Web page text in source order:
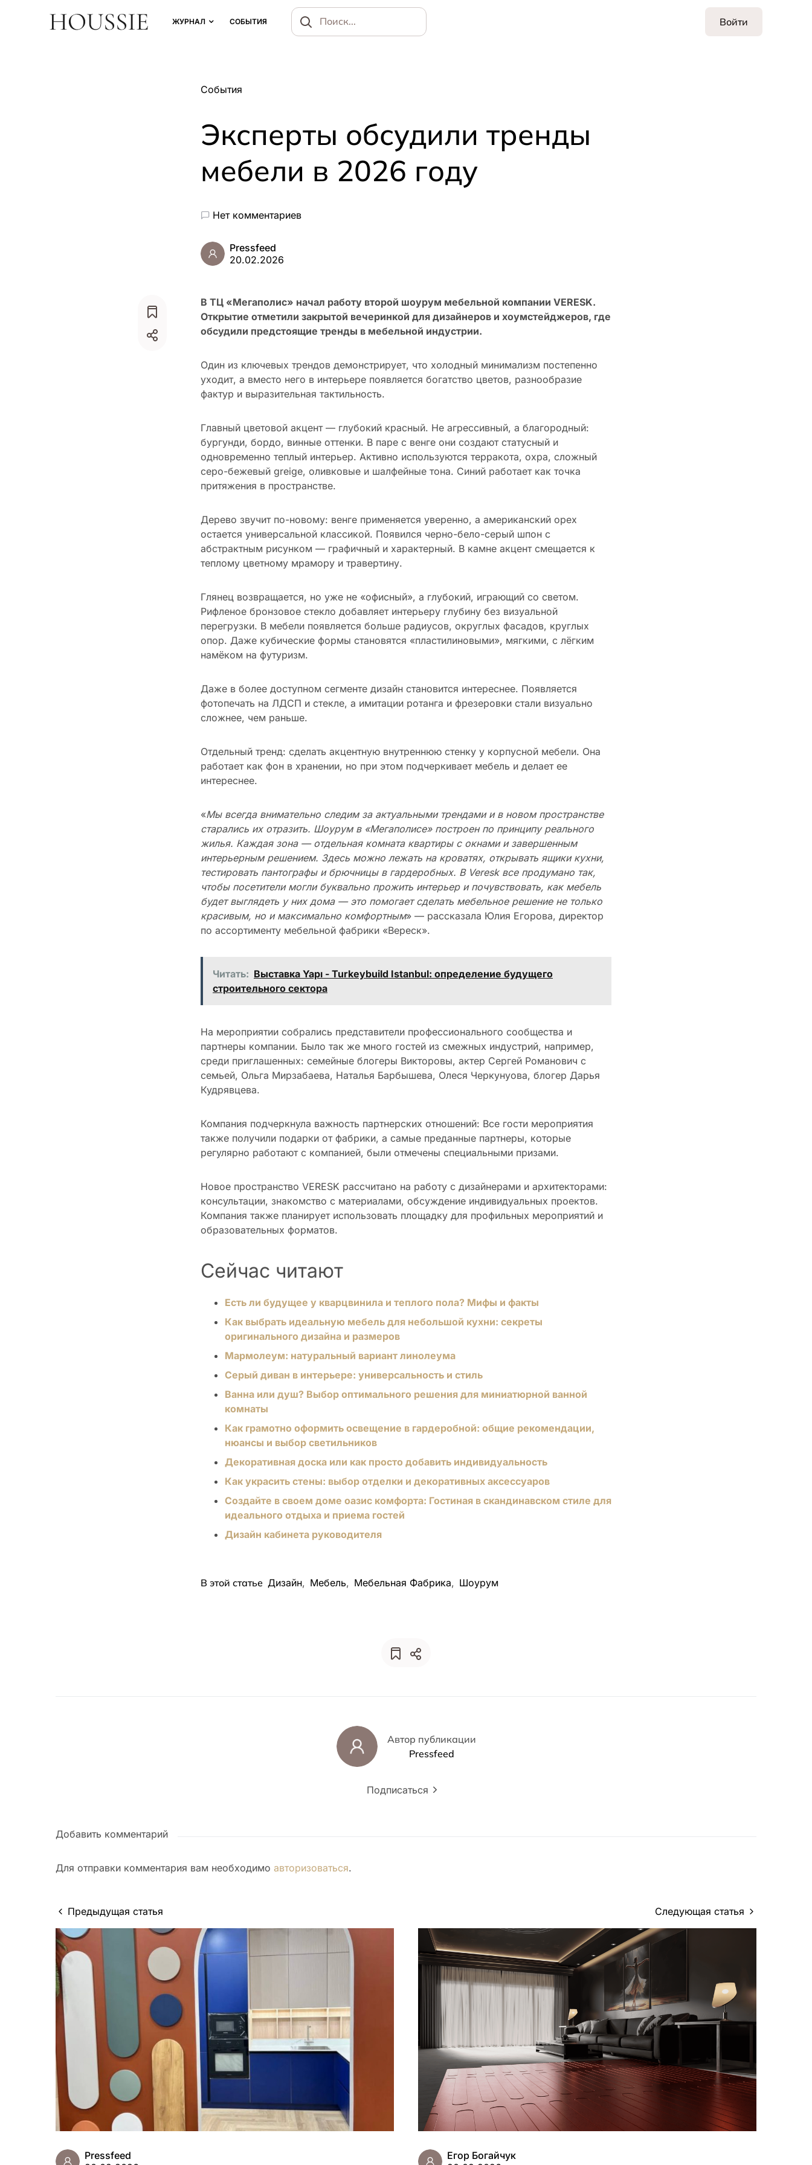
ЖУРНАЛ СОБЫТИЯ
Найти
Войти
События
Эксперты обсудили тренды
мебели в 2026 году
Нет комментариев
Pressfeed
20.02.2026
В ТЦ «Мегаполис» начал работу второй шоурум мебельной компании VERESK.
Открытие отметили закрытой вечеринкой для дизайнеров и хоумстейджеров, где
обсудили предстоящие тренды в мебельной индустрии.
Один из ключевых трендов демонстрирует, что холодный минимализм постепенно
уходит, а вместо него в интерьере появляется богатство цветов, разнообразие
фактур и выразительная тактильность.
Главный цветовой акцент — глубокий красный. Не агрессивный, а благородный:
бургунди, бордо, винные оттенки. В паре с венге они создают статусный и
одновременно теплый интерьер. Активно используются терракота, охра, сложный
серо-бежевый greige, оливковые и шалфейные тона. Синий работает как точка
притяжения в пространстве.
Дерево звучит по-новому: венге применяется уверенно, а американский орех
остается универсальной классикой. Появился черно-бело-серый шпон с
абстрактным рисунком — графичный и характерный. В камне акцент смещается к
теплому цветному мрамору и травертину.
Глянец возвращается, но уже не «офисный», а глубокий, играющий со светом.
Рифленое бронзовое стекло добавляет интерьеру глубину без визуальной
перегрузки. В мебели появляется больше радиусов, округлых фасадов, круглых
опор. Даже кубические формы становятся «пластилиновыми», мягкими, с лёгким
намёком на футуризм.
Даже в более доступном сегменте дизайн становится интереснее. Появляется
фотопечать на ЛДСП и стекле, а имитации ротанга и фрезеровки стали визуально
сложнее, чем раньше.
Отдельный тренд: сделать акцентную внутреннюю стенку у корпусной мебели. Она
работает как фон в хранении, но при этом подчеркивает мебель и делает ее
интереснее.
«Мы всегда внимательно следим за актуальными трендами и в новом пространстве
старались их отразить. Шоурум в «Мегаполисе» построен по принципу реального
жилья. Каждая зона — отдельная комната квартиры с окнами и завершенным
интерьерным решением. Здесь можно лежать на кроватях, открывать ящики кухни,
тестировать пантографы и брючницы в гардеробных. В Veresk все продумано так,
чтобы посетители могли буквально прожить интерьер и почувствовать, как мебель
будет выглядеть у них дома — это помогает сделать мебельное решение не только
красивым, но и максимально комфортным» — рассказала Юлия Егорова, директор
по ассортименту мебельной фабрики «Вереск».
Читать: Выставка Yapı - Turkeybuild Istanbul: определение будущего
строительного сектора
На мероприятии собрались представители профессионального сообщества и
партнеры компании. Было так же много гостей из смежных индустрий, например,
среди приглашенных: семейные блогеры Викторовы, актер Сергей Романович с
семьей, Ольга Мирзабаева, Наталья Барбышева, Олеся Черкунуова, блогер Дарья
Кудрявцева.
Компания подчеркнула важность партнерских отношений: Все гости мероприятия
также получили подарки от фабрики, а самые преданные партнеры, которые
регулярно работают с компанией, были отмечены специальными призами.
Новое пространство VERESK рассчитано на работу с дизайнерами и архитекторами:
консультации, знакомство с материалами, обсуждение индивидуальных проектов.
Компания также планирует использовать площадку для профильных мероприятий и
образовательных форматов.
Сейчас читают
Есть ли будущее у кварцвинила и теплого пола? Мифы и факты
Как выбрать идеальную мебель для небольшой кухни: секреты
оригинального дизайна и размеров
Мармолеум: натуральный вариант линолеума
Серый диван в интерьере: универсальность и стиль
Ванна или душ? Выбор оптимального решения для миниатюрной ванной
комнаты
Как грамотно оформить освещение в гардеробной: общие рекомендации,
нюансы и выбор светильников
Декоративная доска или как просто добавить индивидуальность
Как украсить стены: выбор отделки и декоративных аксессуаров
Создайте в своем доме оазис комфорта: Гостиная в скандинавском стиле для
идеального отдыха и приема гостей
Дизайн кабинета руководителя
В этой статье Дизайн, Мебель, Мебельная Фабрика, Шоурум
Автор публикации
Pressfeed
Подписаться
Добавить комментарий
Для отправки комментария вам необходимо авторизоваться.
Предыдущая статья
Pressfeed
Следующая статья
Егор Богайчук